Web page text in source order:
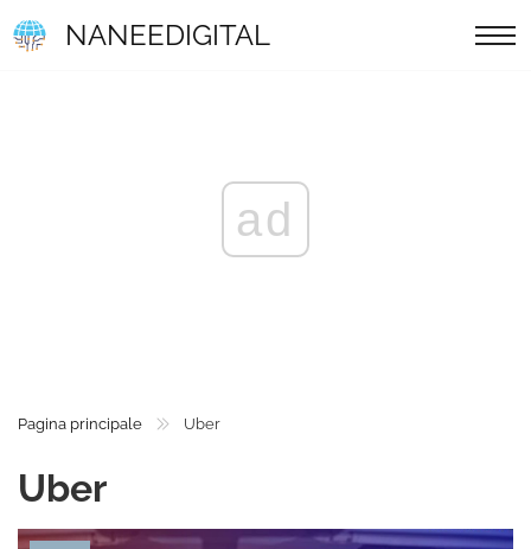
NANEEDIGITAL
ad
Pagina principale Uber
Uber